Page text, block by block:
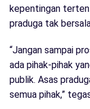
kepentingan
praduga tak
“Jangan sampai
ada pihak-pihak
publik. Asas
semua pihak,”